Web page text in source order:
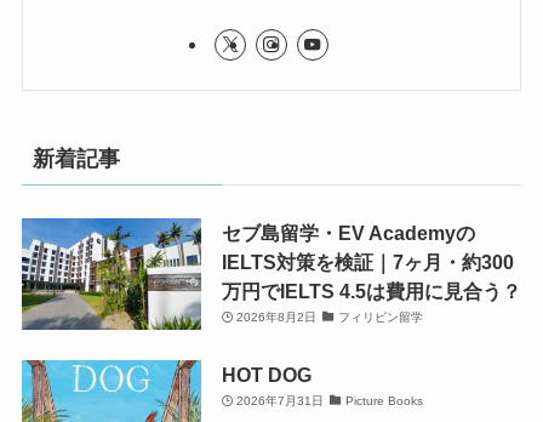
新着記事
セブ島留学・EV Academyの
IELTS対策を検証｜7ヶ月・約300
万円でIELTS 4.5は費用に見合う？
2026年8月2日 フィリピン留学
HOT DOG
2026年7月31日 Picture Books